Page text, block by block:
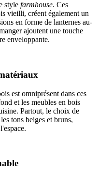
style farmhouse. Ces
vieilli, créent également un
en forme de lanternes au-
ajoutent une touche
enveloppante.
est omniprésent dans ces
et les meubles en bois
Partout, le choix de
tons beiges et bruns,